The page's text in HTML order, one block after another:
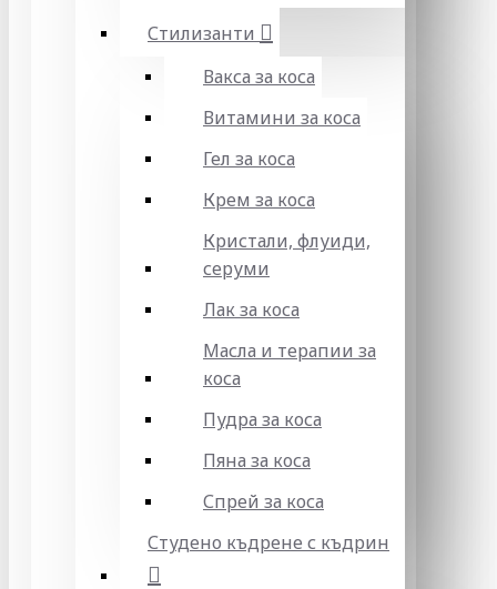
Стилизанти
Вакса за коса
Витамини за коса
Гел за коса
Крем за коса
Кристали, флуиди,
серуми
Лак за коса
Масла и терапии за
коса
Пудра за коса
Пяна за коса
Спрей за коса
Студено къдрене с къдрин